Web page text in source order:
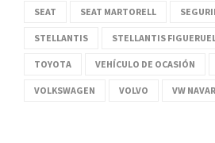
SEAT SEAT MARTORELL
STELLANTIS STELLANTIS
TOYOTA VEHÍCULO DE OCASIÓN
VOLKSWAGEN VOLVO VW